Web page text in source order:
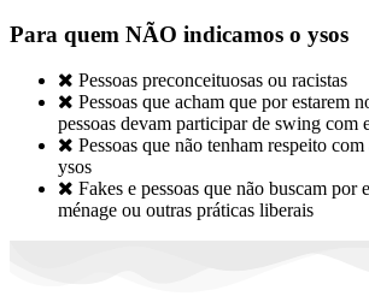
Para quem NÃO indicamos o ysos
 Pessoas preconceituosas ou racistas
 Pessoas que acham que por estarem
pessoas devam participar de swing com
 Pessoas que não tenham respeito
ysos
 Fakes e pessoas que não buscam por
ménage ou outras práticas liberais